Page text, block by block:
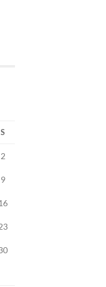
S
2
9